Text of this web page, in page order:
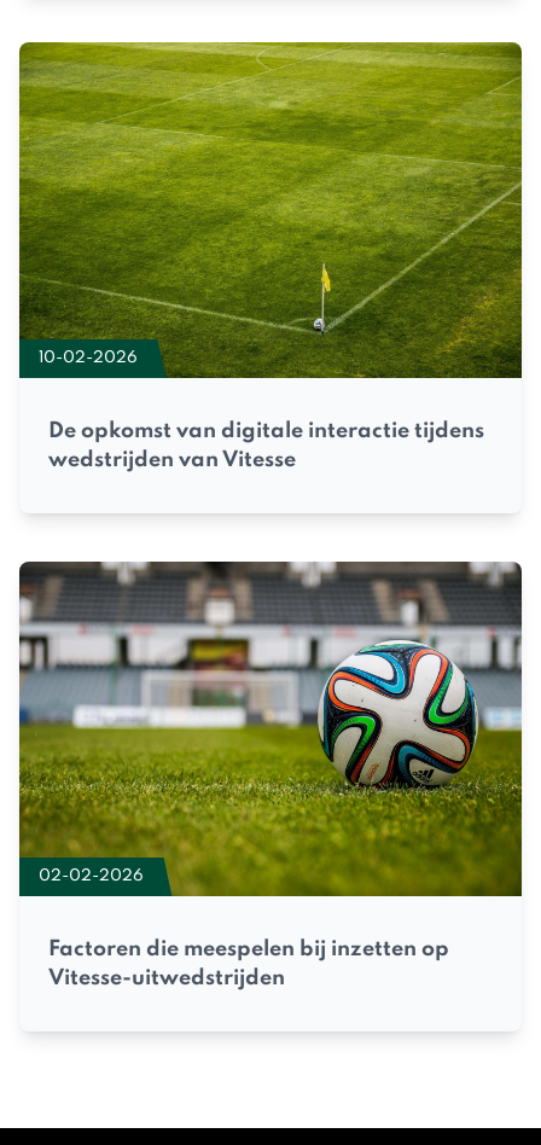
10-02-2026
De opkomst van digitale interactie tijdens
wedstrijden van Vitesse
02-02-2026
Factoren die meespelen bij inzetten op
Vitesse-uitwedstrijden